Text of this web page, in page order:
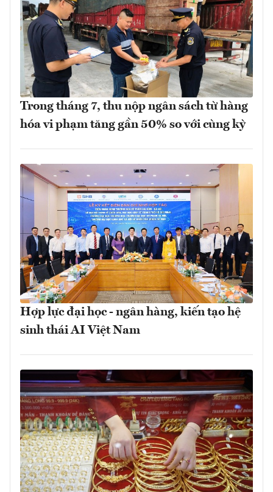
Trong tháng 7, thu nộp ngân sách từ hàng
hóa vi phạm tăng gần 50% so với cùng kỳ
Hợp lực đại học - ngân hàng, kiến tạo hệ
sinh thái AI Việt Nam